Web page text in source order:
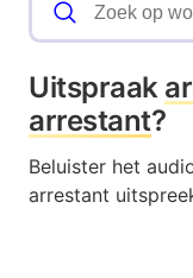
Uitspraak
arrestant?
Beluister het
arrestant